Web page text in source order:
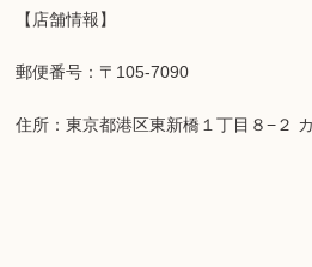
【店舗情報】
郵便番号：〒105-7090
住所：東京都港区東新橋１丁目８−２